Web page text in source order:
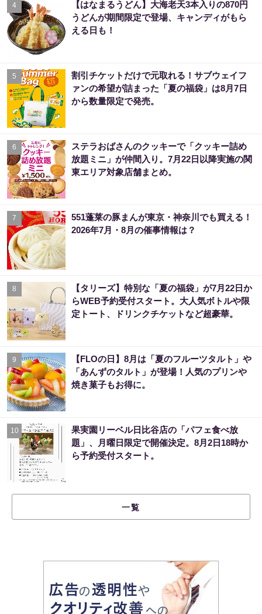
4
【はなまるうどん】大海老天3本入りの870円
うどんが期間限定で登場、キャンディがもら
える日も！
5
割引チケットだけで元取れる！サブウェイフ
ァンの希望が詰まった「夏の福袋」は8月7日
から数量限定で発売。
6
ステラおばさんのクッキーで「クッキー詰め
放題ミニ」が仲間入り。7月22日以降実施の関
東エリア対象店舗まとめ。
7
551蓬莱の豚まんが東京・神奈川でも買える！
2026年7月・8月の催事情報は？
8
【タリーズ】特別な「夏の福袋」が7月22日か
らWEB予約受付スタート。大人気ボトルや限
定トート、ドリンクチケットなど超豪華。
9
【FLOの日】8月は「夏のフルーツタルト」や
「あんずのタルト」が登場！人気のプリンや
焼き菓子もお得に。
10
果実園リーベル日比谷店の「パフェ食べ放
題」、月曜日限定で開催決定。8月2日18時か
ら予約受付スタート。
一覧